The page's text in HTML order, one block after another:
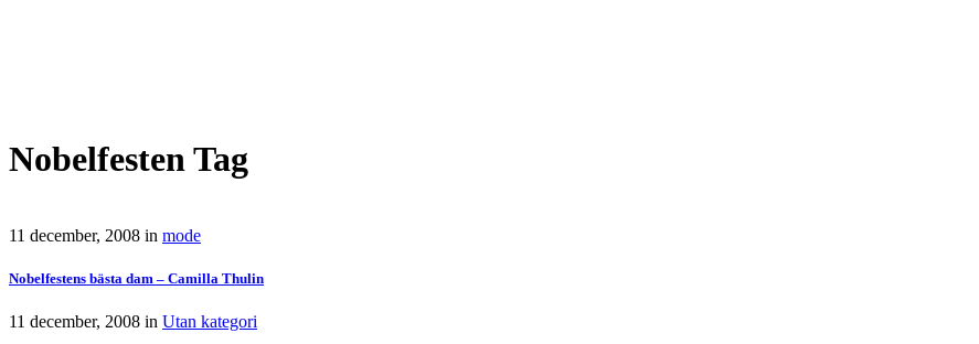
Nobelfesten Tag
11 december, 2008 in mode
Nobelfestens bästa dam – Camilla Thulin
11 december, 2008 in Utan kategori